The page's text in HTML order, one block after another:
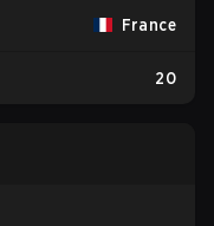
France
20